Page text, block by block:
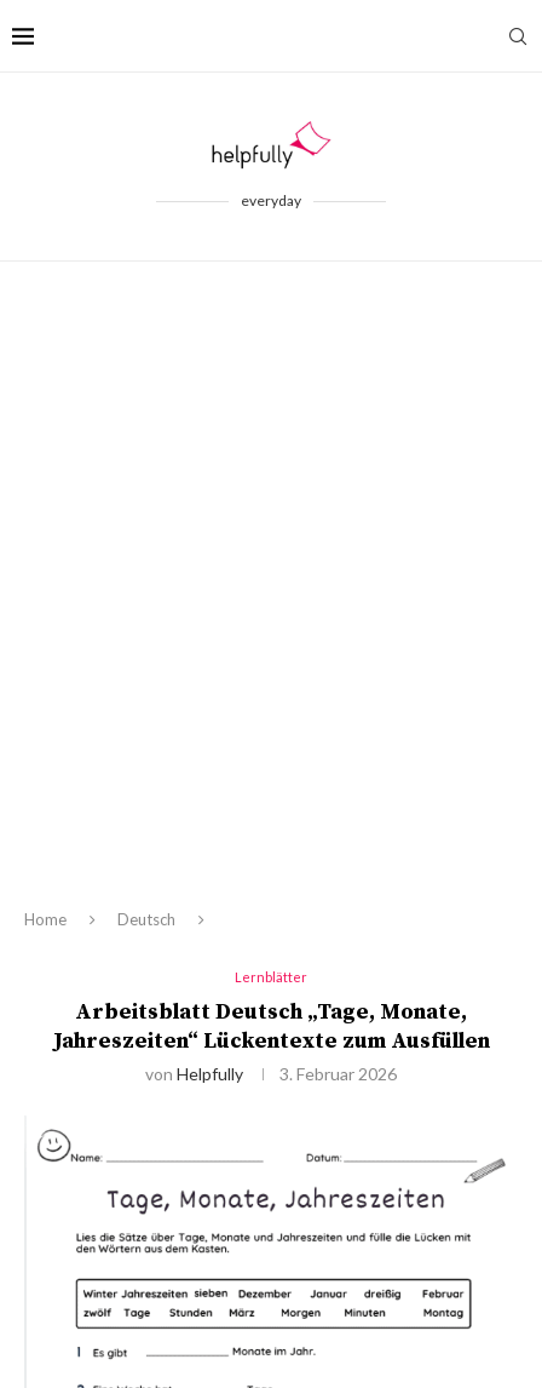
everyday
Home Deutsch
Lernblätter
Arbeitsblatt Deutsch „Tage, Monate,
Jahreszeiten“ Lückentexte zum Ausfüllen
von Helpfully 3. Februar 2026